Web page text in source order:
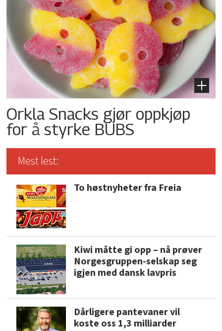
Orkla Snacks gjør oppkjøp
for å styrke BUBS
Mest lest:
To høstnyheter fra Freia
Kiwi måtte gi opp – nå prøver
Norgesgruppen-selskap seg
igjen med dansk lavpris
Dårligere pantevaner vil
koste oss 1,3 milliarder